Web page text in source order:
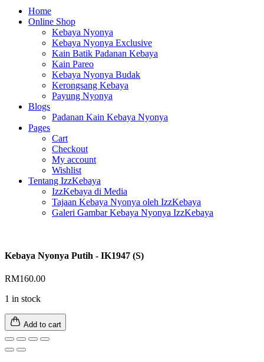
Home
Online Shop
Kebaya Nyonya
Kebaya Nyonya Exclusive
Kain Batik Padanan Kebaya
Kain Pareo
Kebaya Nyonya Budak
Kerongsang Kebaya
Payung Nyonya
Blogs
Padanan Kain Kebaya Nyonya
Pages
Cart
Checkout
My account
Wishlist
Tentang IzzKebaya
IzzKebaya di Media
Tajaan Kebaya Nyonya oleh IzzKebaya
Galeri Gambar Kebaya Nyonya IzzKebaya
Kebaya Nyonya Putih - IK1947 (S)
RM160.00
1 in stock
Add to cart